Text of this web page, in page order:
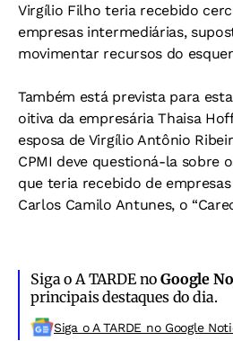
Virgílio Filho teria recebido
empresas intermediárias,
movimentar recursos do
Também está prevista para
oitiva da empresária Thaisa
esposa de Virgílio Antônio
CPMI deve questioná-la sobre
que teria recebido de
Carlos Camilo Antunes, o
Siga o A TARDE noGoogle
principais destaques do dia.
Siga o A TARDE no Google